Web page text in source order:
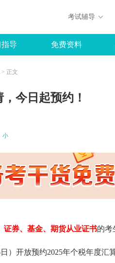
考试辅导
导 免费资料
> 正文
今日起预约！
小
证券、基金、期货从业证书的考
）开放预约2025年个税年度汇